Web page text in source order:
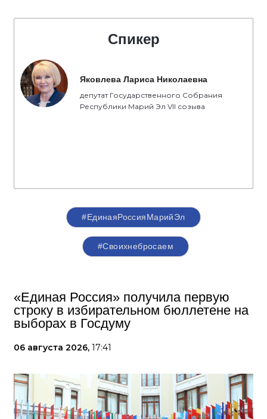
Спикер
Яковлева Лариса Николаевна
депутат Государственного Собрания
Республики Марий Эл VII созыва
#ЕдинаяРоссияМарийЭл
#Своихнебросаем
«Единая Россия» получила первую
строку в избирательном бюллетене на
выборах в Госдуму
06 августа 2026, 17:41